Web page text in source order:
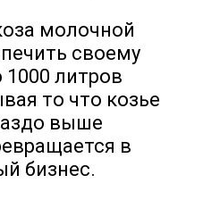
молочной
своему
1000 литров
то что козье
выше
в
бизнес.